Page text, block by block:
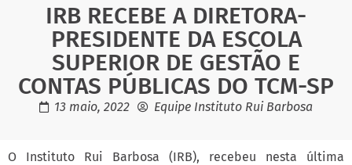
IRB RECEBE A DIRETORA-
PRESIDENTE DA ESCOLA
SUPERIOR DE GESTÃO E
CONTAS PÚBLICAS DO TCM-SP
13 maio, 2022 Equipe Instituto Rui Barbosa
O Instituto Rui Barbosa (IRB), recebeu nesta última